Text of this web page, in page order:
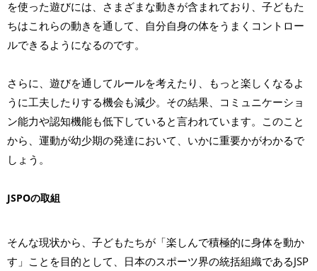
を使った遊びには、さまざまな動きが含まれており、子どもた
ちはこれらの動きを通して、自分自身の体をうまくコントロー
ルできるようになるのです。
さらに、遊びを通してルールを考えたり、もっと楽しくなるよ
うに工夫したりする機会も減少。その結果、コミュニケーショ
ン能力や認知機能も低下していると言われています。このこと
から、運動が幼少期の発達において、いかに重要かがわかるで
しょう。
JSPOの取組
そんな現状から、子どもたちが「楽しんで積極的に身体を動か
す」ことを目的として、日本のスポーツ界の統括組織であるJSP